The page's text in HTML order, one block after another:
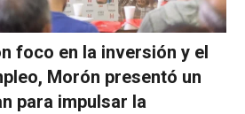
foco en la inversión y el
Morón presentó un
para impulsar la